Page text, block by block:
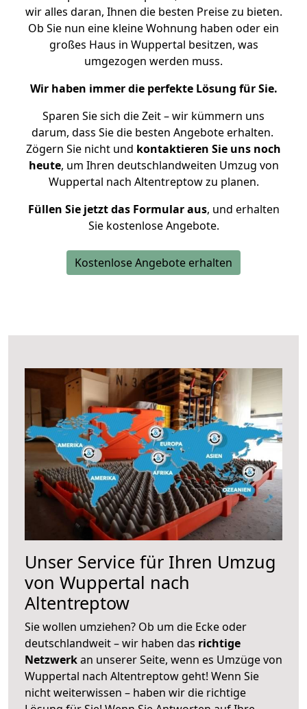
wir alles daran, Ihnen die besten Preise zu bieten.
Ob Sie nun eine kleine Wohnung haben oder ein
großes Haus in Wuppertal besitzen, was
umgezogen werden muss.
Wir haben immer die perfekte Lösung für Sie.
Sparen Sie sich die Zeit – wir kümmern uns
darum, dass Sie die besten Angebote erhalten.
Zögern Sie nicht und kontaktieren Sie uns noch
heute, um Ihren deutschlandweiten Umzug von
Wuppertal nach Altentreptow zu planen.
Füllen Sie jetzt das Formular aus, und erhalten
Sie kostenlose Angebote.
Kostenlose Angebote erhalten
Unser Service für Ihren Umzug
von Wuppertal nach
Altentreptow
Sie wollen umziehen? Ob um die Ecke oder
deutschlandweit – wir haben das richtige
Netzwerkan unserer Seite, wenn es Umzüge von
Wuppertal nach Altentreptow geht! Wenn Sie
nicht weiterwissen – haben wir die richtige